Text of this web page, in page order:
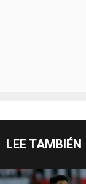
LEE TAMBIÉN